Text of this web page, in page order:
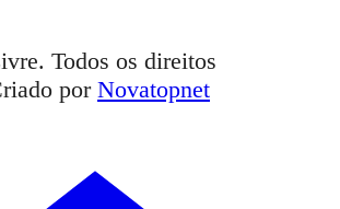
Todos os direitos
por Novatopnet